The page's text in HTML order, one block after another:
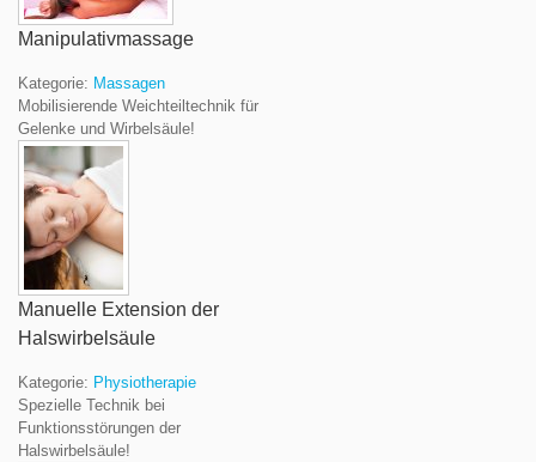
Manipulativmassage
Kategorie: Massagen
Mobilisierende Weichteiltechnik für
Gelenke und Wirbelsäule!
Manuelle Extension der
Halswirbelsäule
Kategorie: Physiotherapie
Spezielle Technik bei
Funktionsstörungen der
Halswirbelsäule!